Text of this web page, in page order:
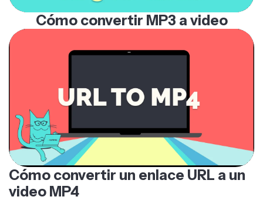
Cómo convertir MP3 a video
Cómo convertir un enlace URL a un
video MP4